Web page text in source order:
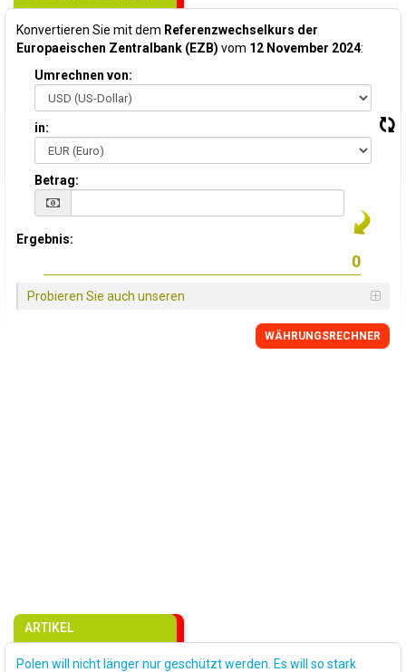
Konvertieren Sie mit dem Referenzwechselkurs der
Europaeischen Zentralbank (EZB) vom 12 November 2024:
Umrechnen von:
in:
Betrag:
Ergebnis:
Probieren Sie auch unseren
WÄHRUNGSRECHNER
ARTIKEL
Polen will nicht länger nur geschützt werden. Es will so stark